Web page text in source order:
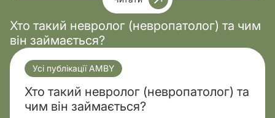
Хто такий невролог (невропатолог) та чим
він займається?
Усі публікації AMBY
Хто такий невролог (невропатолог) та
чим він займається?